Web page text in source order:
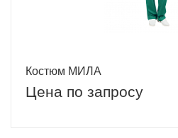
Костюм МИЛА
Цена по запросу